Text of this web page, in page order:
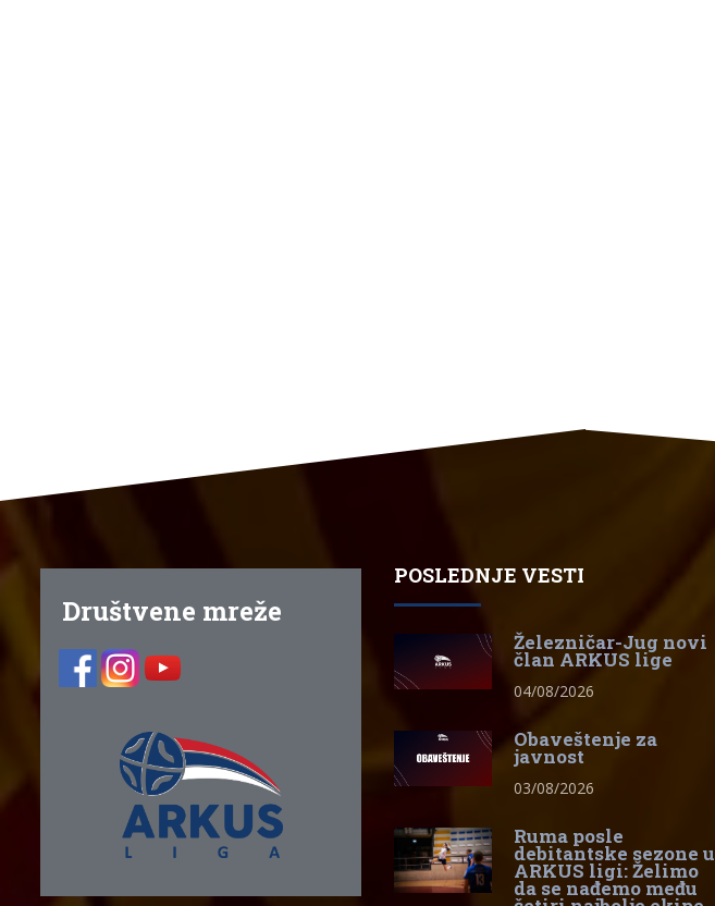
Društvene mreže
POSLEDNJE VESTI
Železničar-Jug novi
član ARKUS lige
04/08/2026
Obaveštenje za
javnost
03/08/2026
Ruma posle
debitantske sezone u
ARKUS ligi: Želimo
da se nađemo među